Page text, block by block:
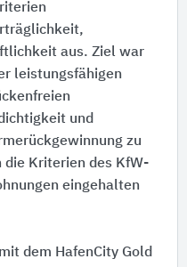
aus. Ziel war
leistungsfähigen
und
zu
Kriterien des KfW-
eingehalten
dem HafenCity Gold